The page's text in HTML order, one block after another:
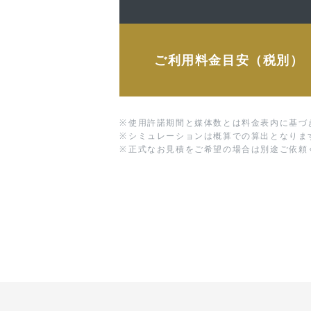
ご利用料金目安（税別）
※ 使用許諾期間と媒体数とは料金表内に基づ
※ シミュレーションは概算での算出となりま
※ 正式なお見積をご希望の場合は別途ご依頼